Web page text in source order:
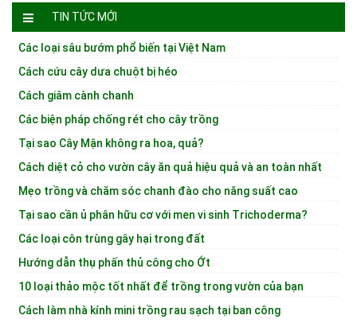
TIN TỨC MỚI
Các loại sâu bướm phổ biến tại Việt Nam
Cách cứu cây dưa chuột bị héo
Cách giâm cành chanh
Các biện pháp chống rét cho cây trồng
Tại sao Cây Mận không ra hoa, quả?
Cách diệt cỏ cho vườn cây ăn quả hiệu quả và an toàn nhất
Mẹo trồng và chăm sóc chanh đào cho năng suất cao
Tại sao cần ủ phân hữu cơ với men vi sinh Trichoderma?
Các loại côn trùng gây hại trong đất
Hướng dẫn thụ phấn thủ công cho Ớt
10 loại thảo mộc tốt nhất để trồng trong vườn của bạn
Cách làm nhà kính mini trồng rau sạch tại ban công